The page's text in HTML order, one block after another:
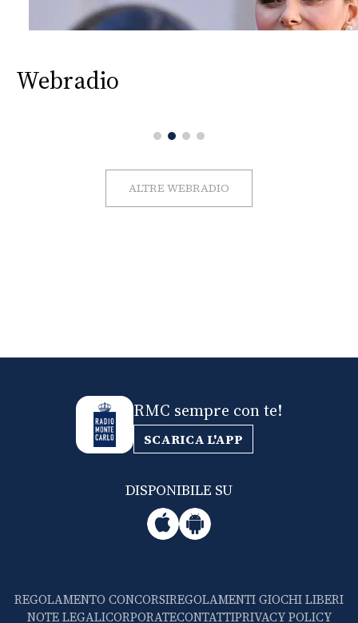
Webradio
ALTRE WEBRADIO
RMC sempre con te!
SCARICA L'APP
DISPONIBILE SU
REGOLAMENTO CONCORSIREGOLAMENTI GIOCHI LIBERI
NOTE LEGALICORPORATECONTATTIPRIVACY POLICY